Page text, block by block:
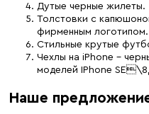
Дутые черные жилеты.
Толстовки с
фирменным логотипом.
Стильные крутые
Чехлы на iPhone –
моделей IPhone SE\8,
Наше